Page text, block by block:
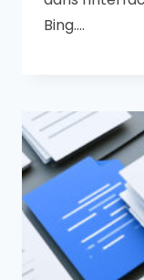
Bing….